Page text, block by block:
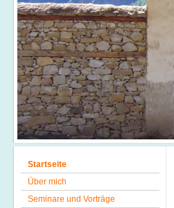
Startseite
Über mich
Seminare und Vorträge